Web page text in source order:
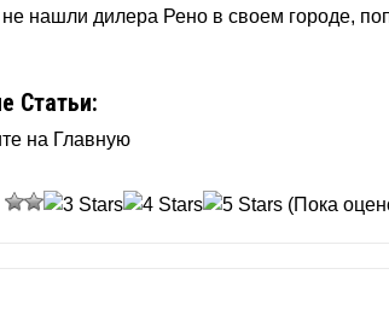
нашли дилера Рено в своем городе,
Статьи:
на Главную
(Пока